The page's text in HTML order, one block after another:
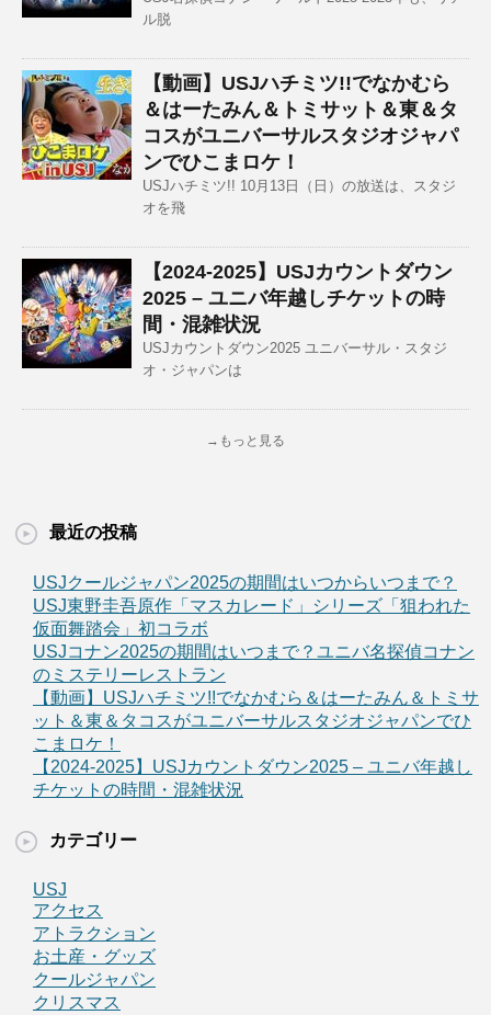
ル脱
【動画】USJハチミツ!!でなかむら
＆はーたみん＆トミサット＆東＆タ
コスがユニバーサルスタジオジャパ
ンでひこまロケ！
USJハチミツ!! 10月13日（日）の放送は、スタジ
オを飛
【2024-2025】USJカウントダウン
2025 – ユニバ年越しチケットの時
間・混雑状況
USJカウントダウン2025 ユニバーサル・スタジ
オ・ジャパンは
→もっと見る
最近の投稿
USJクールジャパン2025の期間はいつからいつまで？
USJ東野圭吾原作「マスカレード」シリーズ「狙われた
仮面舞踏会」初コラボ
USJコナン2025の期間はいつまで？ユニバ名探偵コナン
のミステリーレストラン
【動画】USJハチミツ!!でなかむら＆はーたみん＆トミサ
ット＆東＆タコスがユニバーサルスタジオジャパンでひ
こまロケ！
【2024-2025】USJカウントダウン2025 – ユニバ年越し
チケットの時間・混雑状況
カテゴリー
USJ
アクセス
アトラクション
お土産・グッズ
クールジャパン
クリスマス